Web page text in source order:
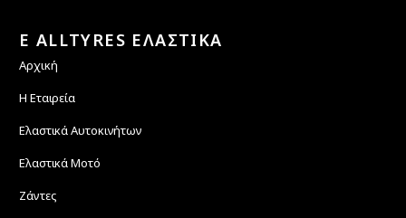
E ALLTYRES ΕΛΑΣΤΙΚΑ
Αρχική
Η Εταιρεία
Ελαστικά Αυτοκινήτων
Ελαστικά Μοτό
Ζάντες